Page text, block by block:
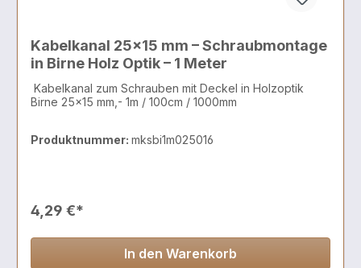
Kabelkanal 25x15 mm – Schraubmontage
in Birne Holz Optik – 1 Meter
Kabelkanal zum Schrauben mit Deckel in Holzoptik
Birne 25x15 mm,- 1m / 100cm / 1000mm
Produktnummer: mksbi1m025016
4,29 €*
In den Warenkorb